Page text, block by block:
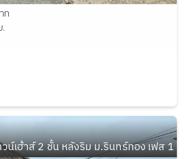
ท
เฮ้าส์ 2 ชั้น หลังริม ม.รินทร์ทอง เฟส 1